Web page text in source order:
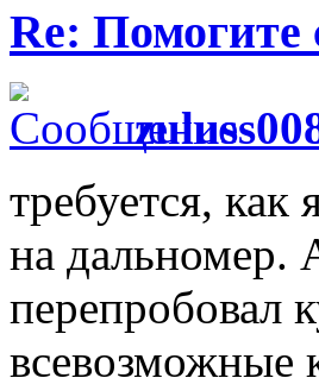
Re: Помогите
требуется,
на дальномер.
перепробовал
всевозможные